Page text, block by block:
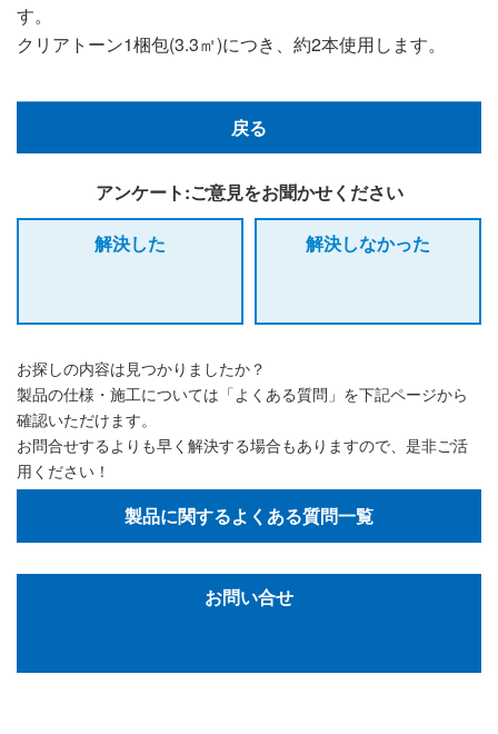
す。
クリアトーン1梱包(3.3㎡)につき、約2本使用します。
戻る
アンケート:ご意見をお聞かせください
解決した
解決しなかった
お探しの内容は見つかりましたか？
製品の仕様・施工については「よくある質問」を下記ページから
確認いただけます。
お問合せするよりも早く解決する場合もありますので、是非ご活
用ください！
製品に関するよくある質問一覧
お問い合せ